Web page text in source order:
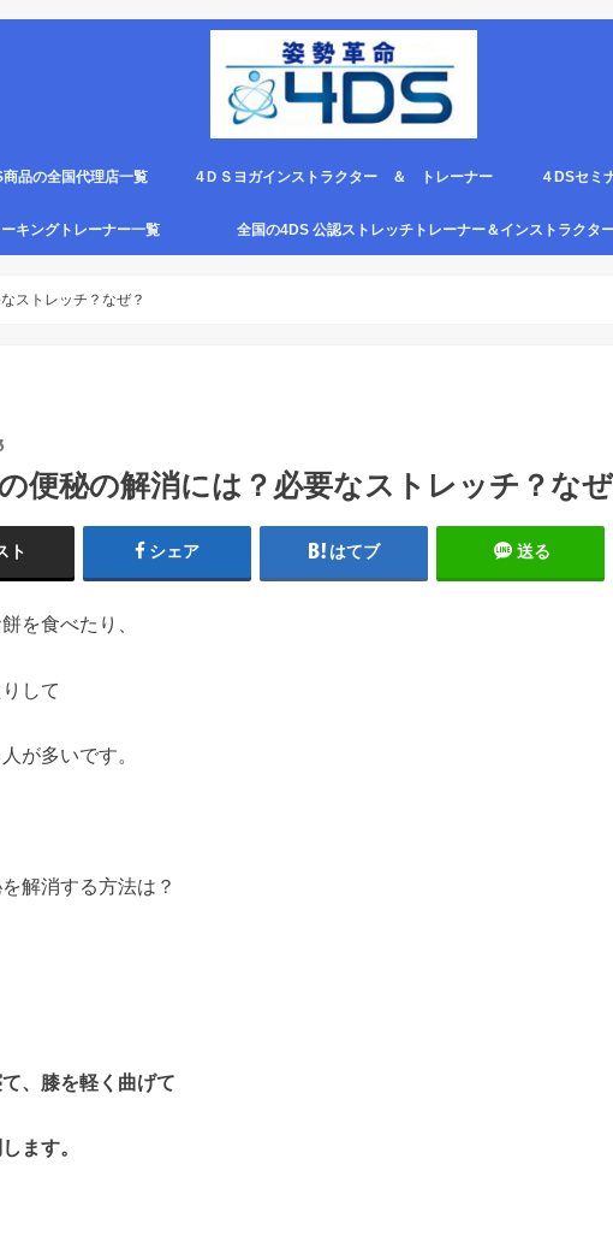
呂合わせ。
商品の全国代理店一覧
公認クリエピロー代理店 クリエピロー説明＆使い方動画
クリエピロー Q＆A
クリエピロー販売店になる方法は？
腹ペタベルト＆手首足首ベルト
旋ソックス代理店一覧
4ＤＳヨガインストラクター ＆ トレーナー ４DSセミ
4ds商品
４DSのテ
４ＤＳの各
4DS セミ
セミナー受
ーキングトレーナー一覧 全国の4DS 公認ストレッチトレーナー＆インストラクタ
ストレッチ？なぜ？
便秘の解消には？必要なストレッチ？な
ト シェア はてブ 送る
を食べたり、
して
が多いです。
解消する方法は？
、膝を軽く曲げて
ます。